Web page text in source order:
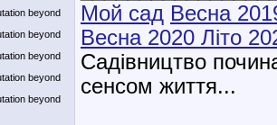
Мой сад Весна
Весна 2020 Літо
Садівництво
сенсом життя...